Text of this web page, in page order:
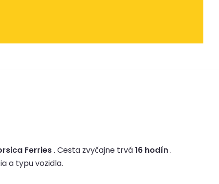
Ferries. Cesta zvyčajne trvá16 hodín.
a typu vozidla.